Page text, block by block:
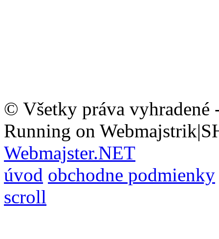
© Všetky práva vyhradené
Running on
Webmajster.NET
úvod obchodne podmienky
scroll